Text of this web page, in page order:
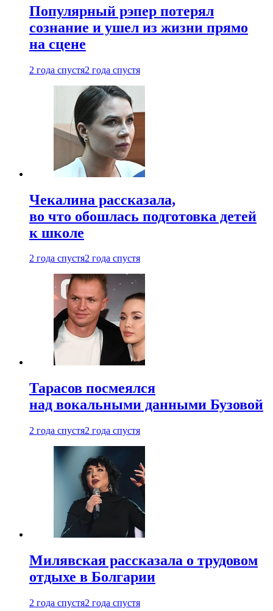
Популярный рэпер потерял
сознание и ушел из жизни прямо
на сцене
2 года спустя2 года спустя
Чекалина рассказала,
во что обошлась подготовка детей
к школе
2 года спустя2 года спустя
Тарасов посмеялся
над вокальными данными Бузовой
2 года спустя2 года спустя
Милявская рассказала о трудовом
отдыхе в Болгарии
2 года спустя2 года спустя